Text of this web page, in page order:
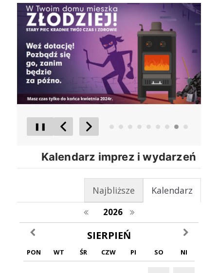
❚❚
czyste powietrze
Poprzedni Element
Następny Element
Kalendarz imprez i wydarzeń
Kalendarz
Najbliższe
poprzedni rok
2026 następny rok
poprzedni miesiącSIERPIEŃ następny
PON WT ŚR CZW PI SO NI